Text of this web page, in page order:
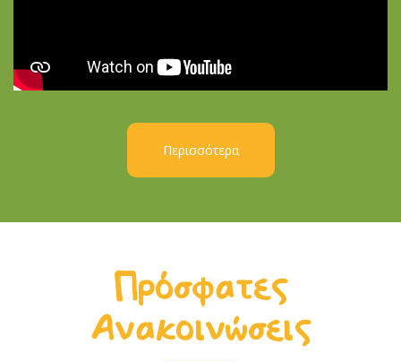
Περισσότερα
Πρόσφατες
Ανακοινώσεις